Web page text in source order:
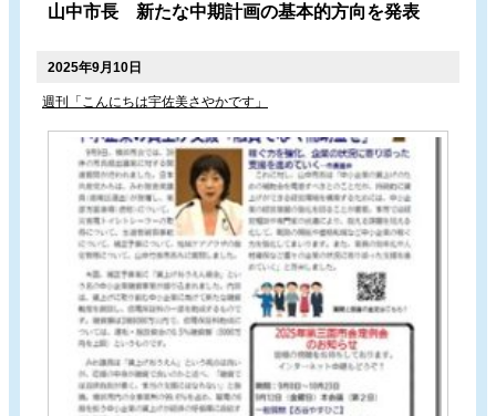
山中市長 新たな中期計画の基本的方向を発表
2025年9月10日
週刊「こんにちは宇佐美さやかです」